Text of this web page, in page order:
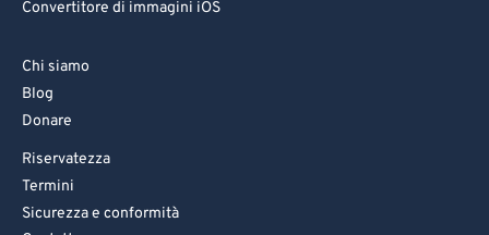
Convertitore di immagini iOS
Chi siamo
Blog
Donare
Riservatezza
Termini
Sicurezza e conformità